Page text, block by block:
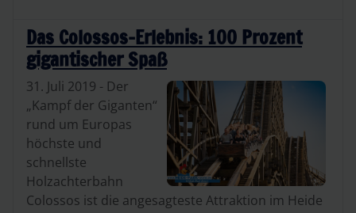
Das Colossos-Erlebnis: 100 Prozent
gigantischer Spaß
31. Juli 2019 - Der
„Kampf der Giganten“
rund um Europas
höchste und
schnellste
Holzachterbahn
Colossos ist die angesagteste Attraktion im Heide